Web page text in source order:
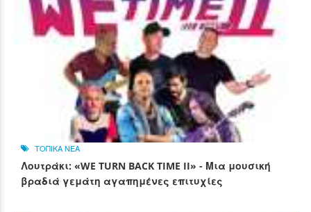
ΤΟΠΙΚΑ ΝΕΑ
Λουτράκι: «WE TURN BACK TIME II» - Μια μουσική
βραδιά γεμάτη αγαπημένες επιτυχίες